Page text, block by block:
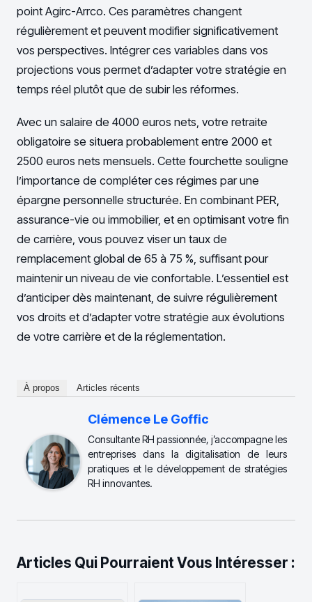
point Agirc-Arrco. Ces paramètres changent
régulièrement et peuvent modifier significativement
vos perspectives. Intégrer ces variables dans vos
projections vous permet d’adapter votre stratégie en
temps réel plutôt que de subir les réformes.
Avec un salaire de 4000 euros nets, votre retraite
obligatoire se situera probablement entre 2000 et
2500 euros nets mensuels. Cette fourchette souligne
l’importance de compléter ces régimes par une
épargne personnelle structurée. En combinant PER,
assurance-vie ou immobilier, et en optimisant votre fin
de carrière, vous pouvez viser un taux de
remplacement global de 65 à 75 %, suffisant pour
maintenir un niveau de vie confortable. L’essentiel est
d’anticiper dès maintenant, de suivre régulièrement
vos droits et d’adapter votre stratégie aux évolutions
de votre carrière et de la réglementation.
À propos Articles récents
Clémence Le Goffic
Consultante RH passionnée, j’accompagne les
entreprises dans la digitalisation de leurs
pratiques et le développement de stratégies
RH innovantes.
Articles Qui Pourraient Vous Intéresser :